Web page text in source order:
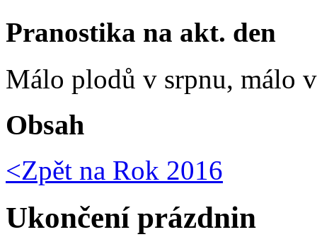
Pranostika na akt. den
Málo plodů v srpnu, málo
Obsah
<Zpět na Rok 2016
Ukončení prázdnin